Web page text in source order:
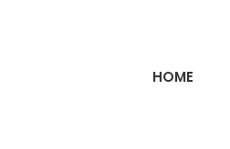
HOME